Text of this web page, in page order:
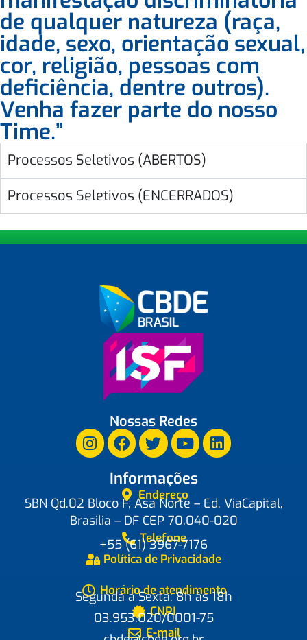
de qualquer natureza (raça,
idade, sexo, orientação sexual,
cor, religião, pessoas com
deficiência, dentre outros).
Venha fazer parte do nosso
Time.”
Processos Seletivos (ABERTOS)
Processos Seletivos (ENCERRADOS)
Nossas Redes
Informações
Endereço
SBN Qd.02 Bloco F, Asa Norte – Ed. ViaCapital,
Brasilia – DF CEP 70.040-020
Telefone
+55 (61) 3967-7176
Política de Privacidade
Horário de atendimento
Segunda a Sexta: 8h às 18h
CNPJ
03.953.020/0001-75
E-mail